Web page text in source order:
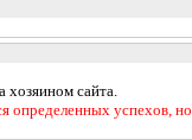
хозяином сайта.
определенных успехов,